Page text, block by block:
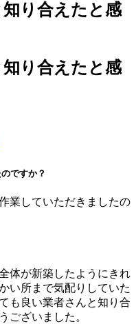
り合えたと感
り合えたと感
ですか？
業していただきましたの
体が新築したようにきれ
い所まで気配りしていた
も良い業者さんと知り合
ございました。